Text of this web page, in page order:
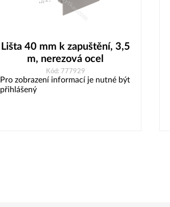
Lišta 40 mm k zapuštění, 3,5
m, nerezová ocel
Kód: 777929
Pro zobrazení informací je nutné být
přihlášený